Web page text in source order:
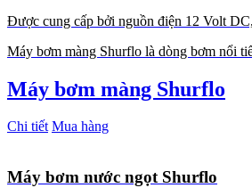
Được cung cấp bởi nguồn điện 12 Volt
Máy bơm màng Shurflo là dòng bơm nổi
Máy bơm màng Shurflo
Chi tiết Mua hàng
Máy bơm nước ngọt Shurflo